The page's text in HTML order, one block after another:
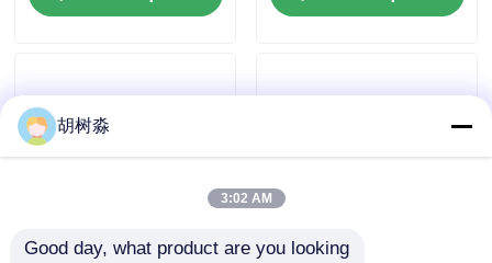
Adoçantes de Baixa Caloria
Dextrina resistente
胡树淼
3:02 AM
Good day, what product are you looking